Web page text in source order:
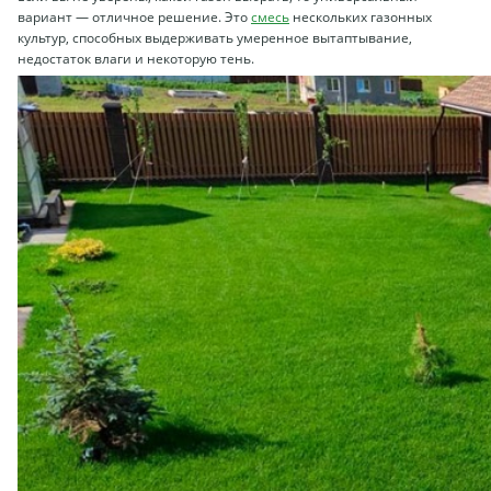
вариант — отличное решение. Этосмесь нескольких газонных
культур, способных выдерживать умеренное вытаптывание,
недостаток влаги и некоторую тень.